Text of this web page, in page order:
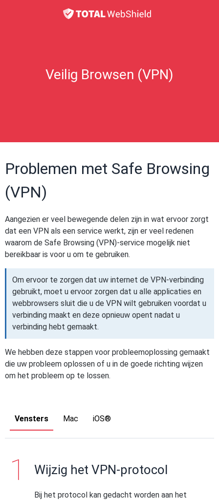
Veilig Browsen (VPN)
Problemen met Safe Browsing
(VPN)
Aangezien er veel bewegende delen zijn in wat ervoor zorgt
dat een VPN als een service werkt, zijn er veel redenen
waarom de Safe Browsing (VPN)-service mogelijk niet
bereikbaar is voor u om te gebruiken.
Om ervoor te zorgen dat uw internet de VPN-verbinding
gebruikt, moet u ervoor zorgen dat u alle applicaties en
webbrowsers sluit die u de VPN wilt gebruiken voordat u
verbinding maakt en deze opnieuw opent nadat u
verbinding hebt gemaakt.
We hebben deze stappen voor probleemoplossing gemaakt
die uw probleem oplossen of u in de goede richting wijzen
om het probleem op te lossen.
Vensters Mac iOS®
Wijzig het VPN-protocol
Bij het protocol kan gedacht worden aan het